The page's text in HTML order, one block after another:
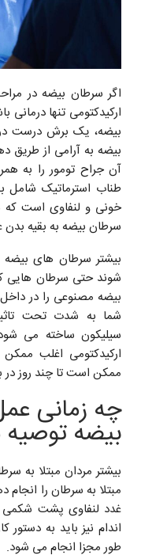
اگر سرطان بیضه در
ارکیدکتومی تنها درمانی
بیضه، یک برش درست در
بیضه به آرامی از طریق
آن جراح تومور را به
طناب استرماتیک
خونی و لنفاوی است که
سرطان بیضه به بقیه
بیشتر سرطان های
شوند حتی سرطان هایی
بیضه مصنوعی را در
شما به شدت تحت
سیلیکون ساخته می
ارکیدکتومی اغلب
ممکن است تا چند روز در
چه زمانی
بیضه
بیشتر مردان مبتلا به
مبتلا به سرطان را
غدد لنفاوی پشت شکمی
اندام نیز باید به
طور مجزا انجام می شود.